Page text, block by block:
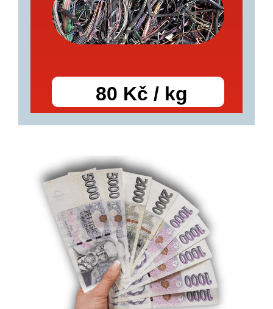
80 Kč / kg